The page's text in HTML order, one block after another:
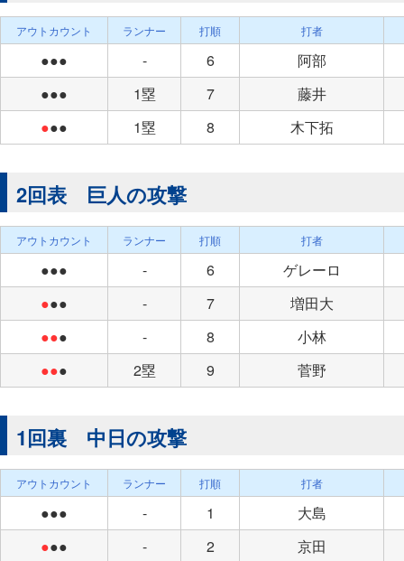
アウトカウント ランナー 打順 打者
●●● - 6
阿部
●●●
1塁 7
藤井
●●● 1塁 8 木下拓
2回表 巨人の攻撃
アウトカウント ランナー 打順 打者
●●● - 6
ゲレーロ
●●● - 7
増田大
●●● - 8
小林
●●● 2塁 9 菅野
1回裏 中日の攻撃
アウトカウント ランナー 打順 打者
●●● - 1
大島
●●● - 2
京田